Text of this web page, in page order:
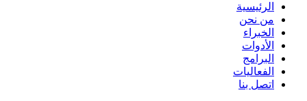
الرئيسية
من نحن
الخبراء
الأدوات
البرامج
الفعاليات
اتصل بنا